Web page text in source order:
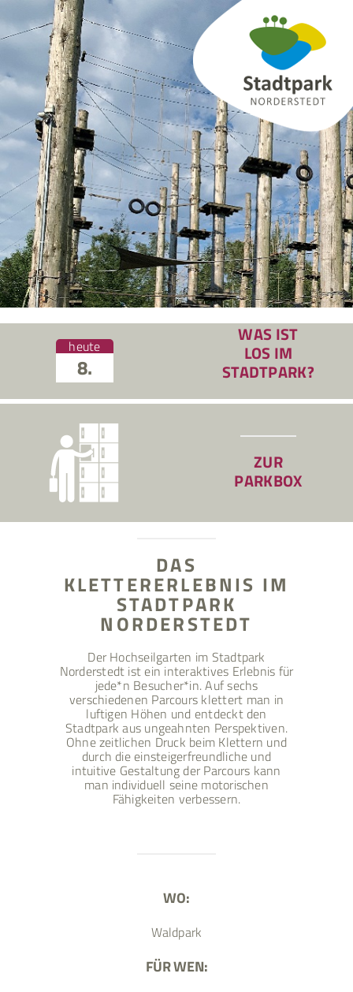
Inhalt
springen
heute
8.
WAS IST
LOS IM
STADTPARK?
ZUR
PARKBOX
DAS
KLETTERERLEBNIS IM
STADTPARK
NORDERSTEDT
Der Hochseilgarten im Stadtpark
Norderstedt ist ein interaktives Erlebnis für
jede*n Besucher*in. Auf sechs
verschiedenen Parcours klettert man in
luftigen Höhen und entdeckt den
Stadtpark aus ungeahnten Perspektiven.
Ohne zeitlichen Druck beim Klettern und
durch die einsteigerfreundliche und
intuitive Gestaltung der Parcours kann
man individuell seine motorischen
Fähigkeiten verbessern.
WO:
Waldpark
FÜR WEN: